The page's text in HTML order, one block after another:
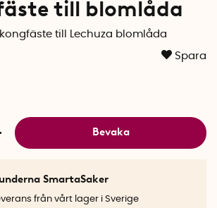
till blomlåda
till Lechuza blomlåda
Spara
Bevaka
SmartaSaker
från vårt lager i Sverige